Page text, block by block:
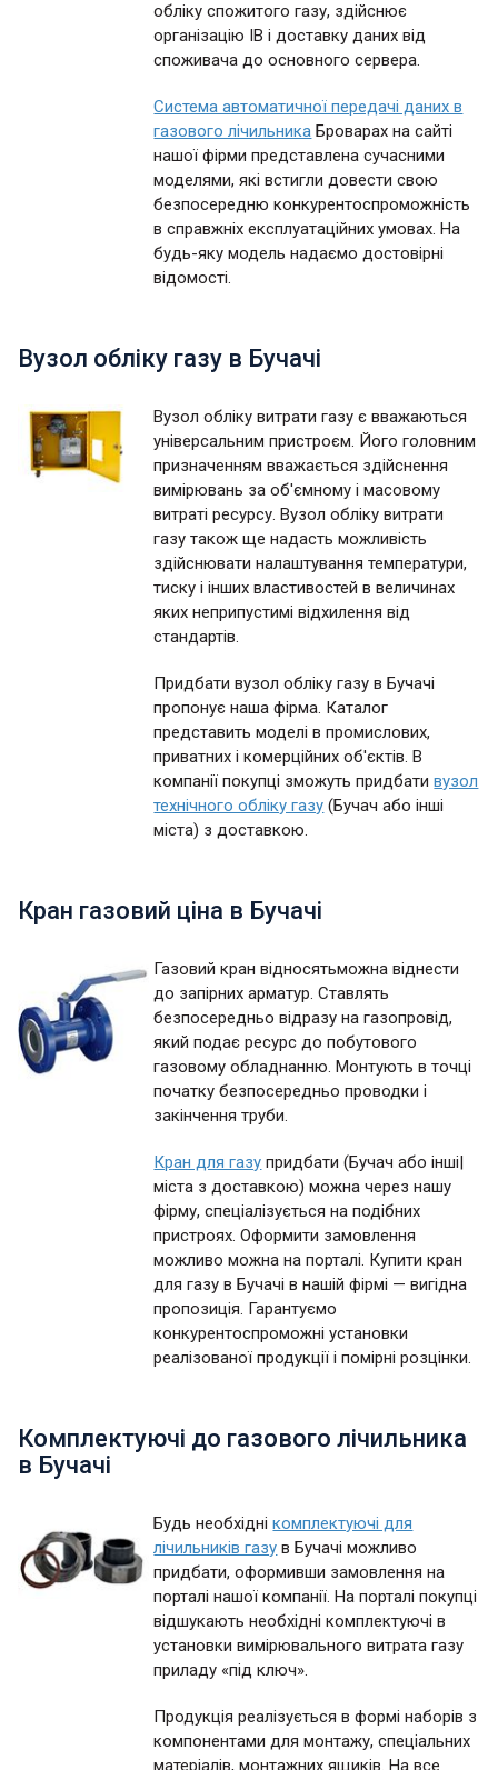
обліку спожитого газу, здійснює
організацію ІВ і доставку даних від
споживача до основного сервера.
Система автоматичної передачі даних в
газового лічильника Броварах на сайті
нашої фірми представлена сучасними
моделями, які встигли довести свою
безпосередню конкурентоспроможність
в справжніх експлуатаційних умовах. На
будь-яку модель надаємо достовірні
відомості.
Вузол обліку газу в Бучачі
Вузол обліку витрати газу є вважаються
універсальним пристроєм. Його головним
призначенням вважається здійснення
вимірювань за об'ємному і масовому
витраті ресурсу. Вузол обліку витрати
газу також ще надасть можливість
здійснювати налаштування температури,
тиску і інших властивостей в величинах
яких неприпустимі відхилення від
стандартів.
Придбати вузол обліку газу в Бучачі
пропонує наша фірма. Каталог
представить моделі в промислових,
приватних і комерційних об'єктів. В
компанії покупці зможуть придбативузол
технічного обліку газу (Бучач або інші
міста) з доставкою.
Кран газовий ціна в Бучачі
Газовий кран відносятьможна віднести
до запірних арматур. Ставлять
безпосередньо відразу на газопровід,
який подає ресурс до побутового
газовому обладнанню. Монтують в точці
початку безпосередньо проводки і
закінчення труби.
Кран для газу придбати (Бучач або інші|
міста з доставкою) можна через нашу
фірму, спеціалізується на подібних
пристроях. Оформити замовлення
можливо можна на порталі. Купити кран
для газу в Бучачі в нашій фірмі — вигідна
пропозиція. Гарантуємо
конкурентоспроможні установки
реалізованої продукції і помірні розцінки.
Комплектуючі до газового лічильника
в Бучачі
Будь необхіднікомплектуючі для
лічильників газу в Бучачі можливо
придбати, оформивши замовлення на
порталі нашої компанії. На порталі покупці
відшукають необхідні комплектуючі в
установки вимірювального витрата газу
приладу «під ключ».
Продукція реалізується в формі наборів з
компонентами для монтажу, спеціальних
матеріалів, монтажних ящиків. На все